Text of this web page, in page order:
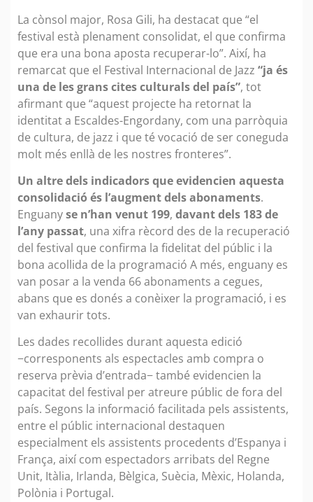
La cònsol major, Rosa Gili, ha destacat que “el
festival està plenament consolidat, el que confirma
que era una bona aposta recuperar-lo”. Així, ha
remarcat que el Festival Internacional de Jazz “ja és
una de les grans cites culturals del país”, tot
afirmant que “aquest projecte ha retornat la
identitat a Escaldes-Engordany, com una parròquia
de cultura, de jazz i que té vocació de ser coneguda
molt més enllà de les nostres fronteres”.
Un altre dels indicadors que evidencien aquesta
consolidació és l’augment dels abonaments.
Enguanyse n’han venut 199, davant dels 183 de
l’any passat, una xifra rècord des de la recuperació
del festival que confirma la fidelitat del públic i la
bona acollida de la programació A més, enguany es
van posar a la venda 66 abonaments a cegues,
abans que es donés a conèixer la programació, i es
van exhaurir tots.
Les dades recollides durant aquesta edició
−corresponents als espectacles amb compra o
reserva prèvia d’entrada− també evidencien la
capacitat del festival per atreure públic de fora del
país. Segons la informació facilitada pels assistents,
entre el públic internacional destaquen
especialment els assistents procedents d’Espanya i
França, així com espectadors arribats del Regne
Unit, Itàlia, Irlanda, Bèlgica, Suècia, Mèxic, Holanda,
Polònia i Portugal.